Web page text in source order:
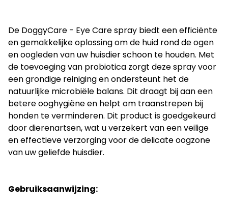
De DoggyCare - Eye Care spray biedt een efficiënte
en gemakkelijke oplossing om de huid rond de ogen
en oogleden van uw huisdier schoon te houden. Met
de toevoeging van probiotica zorgt deze spray voor
een grondige reiniging en ondersteunt het de
natuurlijke microbiële balans. Dit draagt bij aan een
betere ooghygiëne en helpt om traanstrepen bij
honden te verminderen. Dit product is goedgekeurd
door dierenartsen, wat u verzekert van een veilige
en effectieve verzorging voor de delicate oogzone
van uw geliefde huisdier.
Gebruiksaanwijzing: